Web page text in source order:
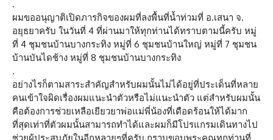
.
ผมขออนุญาติเปิดภารกิจของผมที่ลงพื้นที่น้ำท่วมที่ อ.เสนา จ.
อยุธยาครับ ในวันที่ 4 ที่ผ่านมาให้ทุกท่านได้ทราบตามนี้ครับ หมู่
ที่ 4 ชุมชนบ้านบางกระทิง หมู่ที่ 6 ชุมชนบ้านใหญ่ หมู่ที่ 7 ชุมชน
บ้านบันไดช้าง หมู่ที่ 8 ชุมชนบ้านบางกระทิง
.
อย่างไรก็ตามสาระสำคัญสำหรับผมนั้นไม่ได้อยู่ที่ประเด็นที่หลาย
คนเข้าใจผิดเรื่องผมแนะนำตัวหรือไม่แนะนำตัว แต่สำหรับผมนั้น
คือต้องการช่วยเหลือเยียวยาพ่อแม่พี่น้องที่เดือดร้อนให้ได้มาก
ที่สุดเท่าที่ตัวผมนั้นสามารถทำได้และผมก็มีโปรแกรมเดินทางไป